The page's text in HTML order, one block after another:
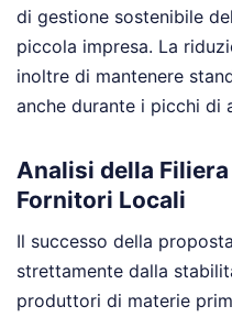
di gestione sostenibile
piccola impresa. La
inoltre di mantenere
anche durante i picchi di
Analisi della
Fornitori Locali
Il successo della
strettamente dalla
produttori di materie